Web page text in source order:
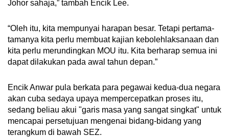
Johor sahaja,” tambah Encik Lee.
“Oleh itu, kita mempunyai harapan besar. Tetapi pertama-
tamanya kita perlu membuat kajian kebolehlaksanaan dan
kita perlu merundingkan MOU itu. Kita berharap semua ini
dapat dilakukan pada awal tahun depan.”
Encik Anwar pula berkata para pegawai kedua-dua negara
akan cuba sedaya upaya mempercepatkan proses itu,
sedang beliau akui "garis masa yang sangat singkat" untuk
mencapai persetujuan mengenai bidang-bidang yang
terangkum di bawah SEZ.